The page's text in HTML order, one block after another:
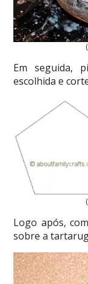
Em seguida,
escolhida e
Logo após,
sobre a